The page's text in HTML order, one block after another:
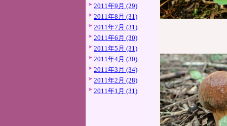
2011年9月 (29)
2011年8月 (31)
2011年7月 (31)
2011年6月 (30)
2011年5月 (31)
2011年4月 (30)
2011年3月 (34)
2011年2月 (28)
2011年1月 (31)